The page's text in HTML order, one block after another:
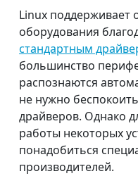
Linux поддерживает
оборудования
стандартным
большинство
распознаются
не нужно
драйверов. Однако
работы некоторых
понадобиться
производителей.